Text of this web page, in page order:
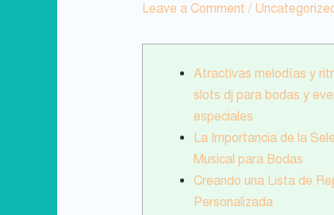
Leave a Comment /
Atractivas melodías y
slots dj para bodas y
especiales
La Importancia de la
Musical para Bodas
Creando una Lista de
Personalizada